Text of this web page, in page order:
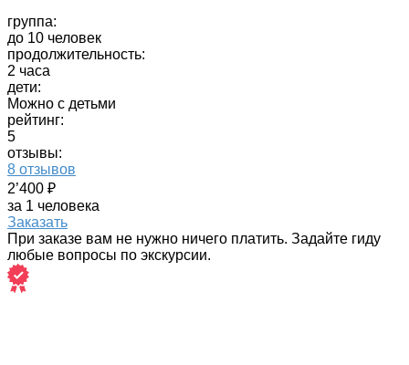
группа:
до 10 человек
продолжительность:
2 часа
дети:
Можно с детьми
рейтинг:
5
отзывы:
8 отзывов
2’400 ₽
за 1 человека
Заказать
При заказе вам не нужно ничего платить. Задайте гиду
любые вопросы по экскурсии.